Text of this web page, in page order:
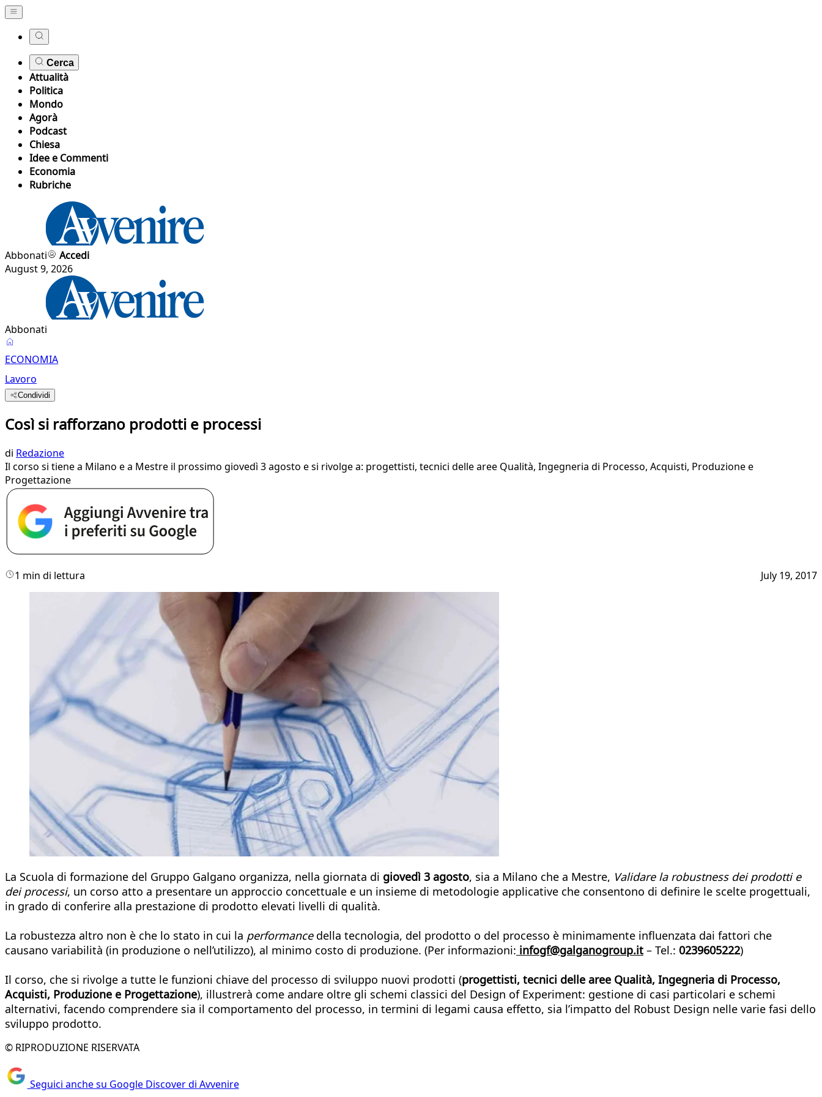
Cerca
Attualità
Politica
Mondo
Agorà
Podcast
Chiesa
Idee e Commenti
Economia
Rubriche
Abbonati
Accedi
August 9, 2026
Abbonati
ECONOMIA
Lavoro
Condividi
Così si rafforzano prodotti e processi
di Redazione
Il corso si tiene a Milano e a Mestre il prossimo giovedì 3 agosto e si rivolge a: progettisti, tecnici delle aree Qualità, Ingegneria di Processo, Acquisti, Produzione e
Progettazione
1 min di lettura July 19, 2017
La Scuola di formazione del Gruppo Galgano organizza, nella giornata di giovedì 3 agosto, sia a Milano che a Mestre, Validare la robustness dei prodotti e
dei processi, un corso atto a presentare un approccio concettuale e un insieme di metodologie applicative che consentono di definire le scelte progettuali,
in grado di conferire alla prestazione di prodotto elevati livelli di qualità.
La robustezza altro non è che lo stato in cui la performancedella tecnologia, del prodotto o del processo è minimamente influenzata dai fattori che
causano variabilità (in produzione o nell’utilizzo), al minimo costo di produzione. (Per informazioni: infogf@galganogroup.it – Tel.: 0239605222)
Il corso, che si rivolge a tutte le funzioni chiave del processo di sviluppo nuovi prodotti (progettisti, tecnici delle aree Qualità, Ingegneria di Processo,
Acquisti, Produzione e Progettazione), illustrerà come andare oltre gli schemi classici del Design of Experiment: gestione di casi particolari e schemi
alternativi, facendo comprendere sia il comportamento del processo, in termini di legami causa effetto, sia l’impatto del Robust Design nelle varie fasi dello
sviluppo prodotto.
© RIPRODUZIONE RISERVATA
Seguici anche su Google Discover di Avvenire